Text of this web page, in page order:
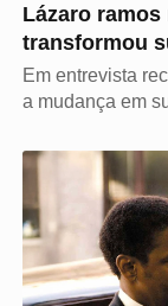
Lázaro
transformou
Em entrevista
a mudança em